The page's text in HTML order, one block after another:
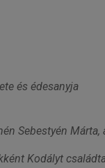
és édesanyja
Sebestyén
Kodályt